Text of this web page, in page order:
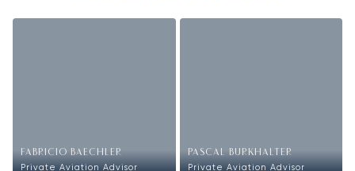
FABRICIO BAECHLER
Private Aviation Advisor
PASCAL BURKHALTER
Private Aviation Advisor